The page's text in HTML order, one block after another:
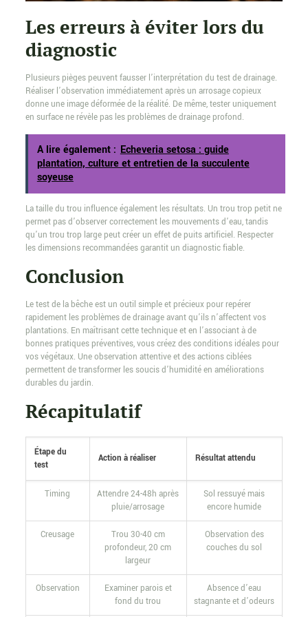
Les erreurs à éviter lors du
diagnostic
Plusieurs pièges peuvent fausser l’interprétation du test de drainage.
Réaliser l’observation immédiatement après un arrosage copieux
donne une image déformée de la réalité. De même, tester uniquement
en surface ne révèle pas les problèmes de drainage profond.
A lire également : Echeveria setosa : guide
plantation, culture et entretien de la succulente
soyeuse
La taille du trou influence également les résultats. Un trou trop petit ne
permet pas d’observer correctement les mouvements d’eau, tandis
qu’un trou trop large peut créer un effet de puits artificiel. Respecter
les dimensions recommandées garantit un diagnostic fiable.
Conclusion
Le test de la bêche est un outil simple et précieux pour repérer
rapidement les problèmes de drainage avant qu’ils n’affectent vos
plantations. En maîtrisant cette technique et en l’associant à de
bonnes pratiques préventives, vous créez des conditions idéales pour
vos végétaux. Une observation attentive et des actions ciblées
permettent de transformer les soucis d’humidité en améliorations
durables du jardin.
Récapitulatif
Étape du
test
Action à réaliser Résultat attendu
Timing
Attendre 24-48h après
pluie/arrosage
Sol ressuyé mais
encore humide
Creusage
Trou 30-40 cm
profondeur, 20 cm
largeur
Observation des
couches du sol
Observation
Examiner parois et
fond du trou
Absence d’eau
stagnante et d’odeurs